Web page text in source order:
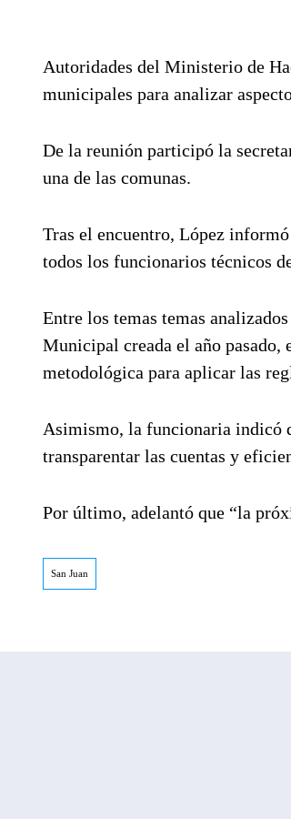
Autoridades del Ministerio de
municipales para analizar
De la reunión participó la
una de las comunas.
Tras el encuentro, López
todos los funcionarios técnicos
Entre los temas temas
Municipal creada el año
metodológica para aplicar las
Asimismo, la funcionaria indicó
transparentar las cuentas y
Por último, adelantó que “la
San Juan